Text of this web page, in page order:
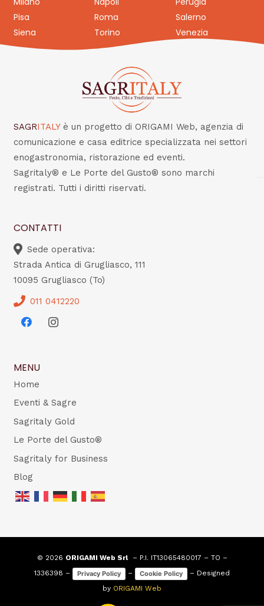
Pisa
Roma
Salerno
Siena
Torino Venezia
SAGRITALY è un progetto di ORIGAMI Web, agenzia di
comunicazione e casa editrice specializzata nei settori
enogastronomia, ristorazione ed eventi.
Sagritaly® e Le Porte del Gusto® sono marchi
registrati. Tutti i diritti riservati.
CONTATTI
Sede operativa:
Strada Antica di Grugliasco, 111
10095 Grugliasco (To)
011 0412220
MENU
Home
Eventi & Sagre
Sagritaly Gold
Le Porte del Gusto®
Sagritaly for Business
Blog
© 2026 ORIGAMI Web Srl– P.I. IT13065480017 – TO –
1336398 –
Privacy Policy – Cookie Policy
– Designed
by ORIGAMI Web